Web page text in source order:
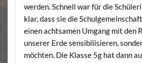
werden. Schnell war für die
klar, dass sie die
einen achtsamen Umgang mit den
unserer Erde sensibilisieren,
möchten. Die Klasse 5g hat dann